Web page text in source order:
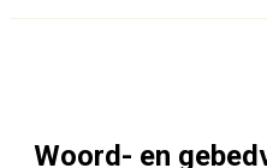
Woord- en